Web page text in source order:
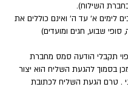
השילוח).
לימים א' עד ה' ואינם כוללים את
סופי שבוע, חגים ומועדים)
תקבלי הודעה סמס מחברת
בסמוך להגעת השליח הוא יצור
. טרם הגעת השליח לכתובת